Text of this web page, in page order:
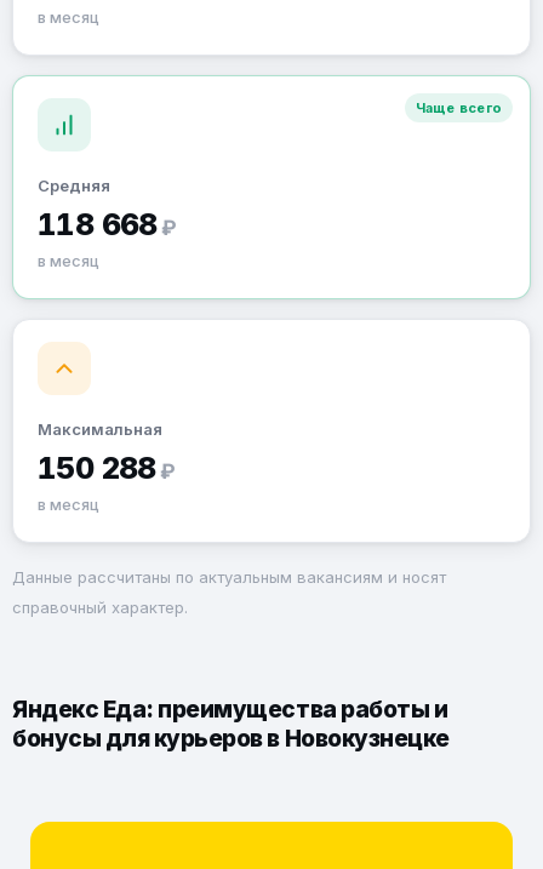
в месяц
Чаще всего
Средняя
118 668 ₽
в месяц
Максимальная
150 288 ₽
в месяц
Данные рассчитаны по актуальным вакансиям и носят
справочный характер.
Яндекс Еда: преимущества работы и
бонусы для курьеров в Новокузнецке